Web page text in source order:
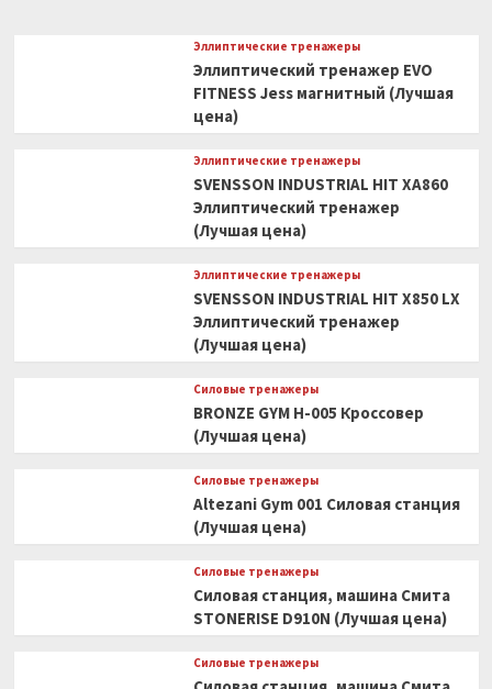
Эллиптические тренажеры
Эллиптический тренажер EVO
FITNESS Jess магнитный (Лучшая
цена)
Эллиптические тренажеры
SVENSSON INDUSTRIAL HIT XA860
Эллиптический тренажер
(Лучшая цена)
Эллиптические тренажеры
SVENSSON INDUSTRIAL HIT X850 LX
Эллиптический тренажер
(Лучшая цена)
Силовые тренажеры
BRONZE GYM H-005 Кроссовер
(Лучшая цена)
Силовые тренажеры
Altezani Gym 001 Силовая станция
(Лучшая цена)
Силовые тренажеры
Силовая станция, машина Смита
STONERISE D910N (Лучшая цена)
Силовые тренажеры